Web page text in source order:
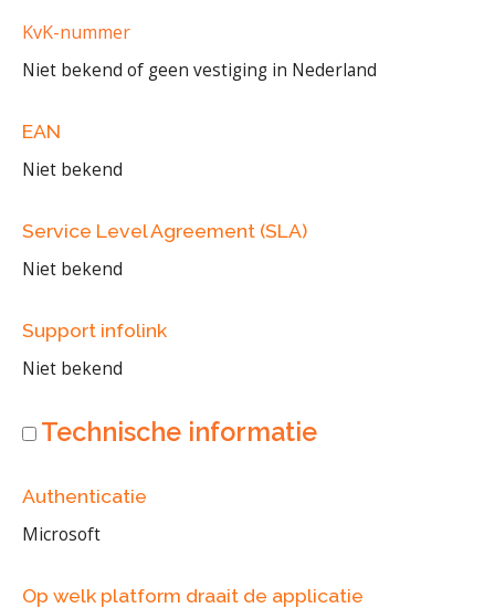
KvK-nummer
Niet bekend of geen vestiging in Nederland
EAN
Niet bekend
Service Level Agreement (SLA)
Niet bekend
Support infolink
Niet bekend
Technische informatie
Authenticatie
Microsoft
Op welk platform draait de applicatie